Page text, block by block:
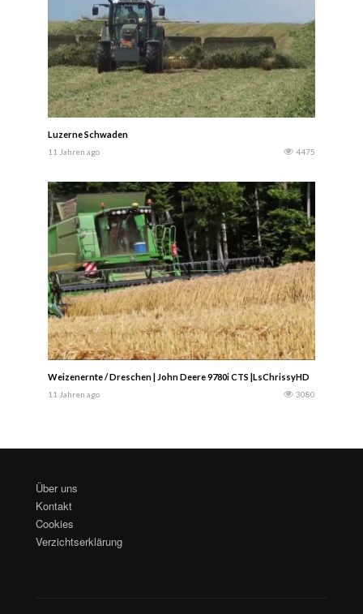
Luzerne Schwaden
11 Jahren ago 4475
Weizenernte / Dreschen | John Deere 9780i CTS |LsChrissyHD
11 Jahren ago 3080
Über uns
Kontakt
Cookies
Verzichtserklärung